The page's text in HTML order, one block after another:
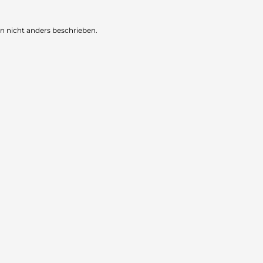
nicht anders beschrieben.